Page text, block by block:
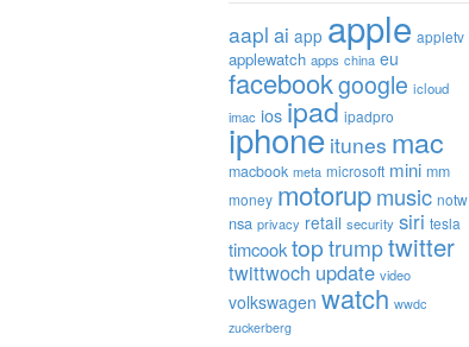
aapl ai app apple appletv
applewatch apps china eu
facebookgoogle icloud
imac ios ipad ipadpro
iphone itunes mac
macbook meta microsoft mini mm
money motorupmusic notw
nsa privacy retail security siri tesla
timcooktop trumptwitter
twittwoch update video
volkswagen watch wwdc
zuckerberg